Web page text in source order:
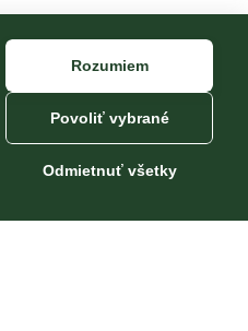
Rozumiem
Povoliť vybrané
Odmietnuť všetky